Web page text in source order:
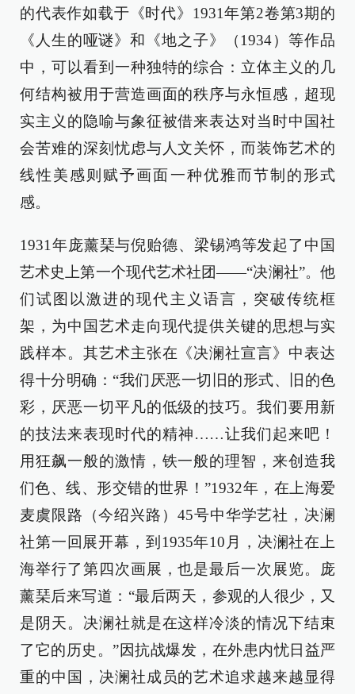
的代表作如载于《时代》1931年第2卷第3期的
《人生的哑谜》和《地之子》（1934）等作品
中，可以看到一种独特的综合：立体主义的几
何结构被用于营造画面的秩序与永恒感，超现
实主义的隐喻与象征被借来表达对当时中国社
会苦难的深刻忧虑与人文关怀，而装饰艺术的
线性美感则赋予画面一种优雅而节制的形式
感。
1931年庞薰琹与倪贻德、梁锡鸿等发起了中国
艺术史上第一个现代艺术社团——“决澜社”。他
们试图以激进的现代主义语言，突破传统框
架，为中国艺术走向现代提供关键的思想与实
践样本。其艺术主张在《决澜社宣言》中表达
得十分明确：“我们厌恶一切旧的形式、旧的色
彩，厌恶一切平凡的低级的技巧。我们要用新
的技法来表现时代的精神……让我们起来吧！
用狂飙一般的激情，铁一般的理智，来创造我
们色、线、形交错的世界！”1932年，在上海爱
麦虞限路（今绍兴路）45号中华学艺社，决澜
社第一回展开幕，到1935年10月，决澜社在上
海举行了第四次画展，也是最后一次展览。庞
薰琹后来写道：“最后两天，参观的人很少，又
是阴天。决澜社就是在这样冷淡的情况下结束
了它的历史。”因抗战爆发，在外患内忧日益严
重的中国，决澜社成员的艺术追求越来越显得